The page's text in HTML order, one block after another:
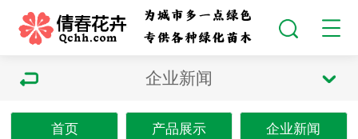
企业新闻
首页 产品展示 企业新闻